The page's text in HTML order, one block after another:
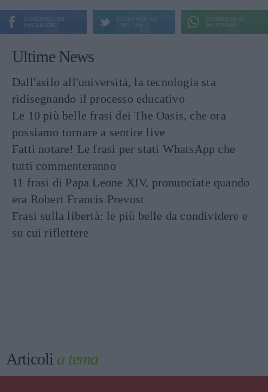
CONDIVIDI SU
FACEBOOK
CONDIVIDI SU
TWITTER
CONDIVIDI SU
WHATSAPP
Ultime News
Dall'asilo all'università, la tecnologia sta
ridisegnando il processo educativo
Le 10 più belle frasi dei The Oasis, che ora
possiamo tornare a sentire live
Fatti notare! Le frasi per stati WhatsApp che
tutti commenteranno
11 frasi di Papa Leone XIV, pronunciate quando
era Robert Francis Prevost
Frasi sulla libertà: le più belle da condividere e
su cui riflettere
Articoli a tema